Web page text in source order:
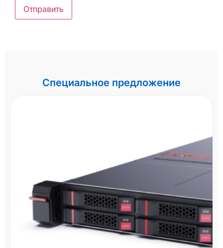
Специальное предложение